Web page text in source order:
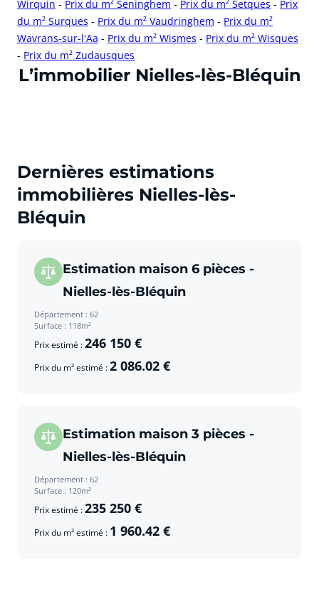
Wirquin - Prix du m² Seninghem - Prix du m² Setques - Prix
du m² Surques - Prix du m² Vaudringhem - Prix du m²
Wavrans-sur-l'Aa - Prix du m² Wismes - Prix du m² Wisques
- Prix du m² Zudausques
cliquer pour afficher plus du text
L’immobilier Nielles-lès-Bléquin
Dernières estimations
immobilières Nielles-lès-
Bléquin
Estimation maison 6 pièces -
Nielles-lès-Bléquin
Département : 62
Surface : 118m²
Prix estimé :246 150 €
Prix du m² estimé :2 086.02 €
Estimation maison 3 pièces -
Nielles-lès-Bléquin
Département : 62
Surface : 120m²
Prix estimé :235 250 €
Prix du m² estimé : 1 960.42 €